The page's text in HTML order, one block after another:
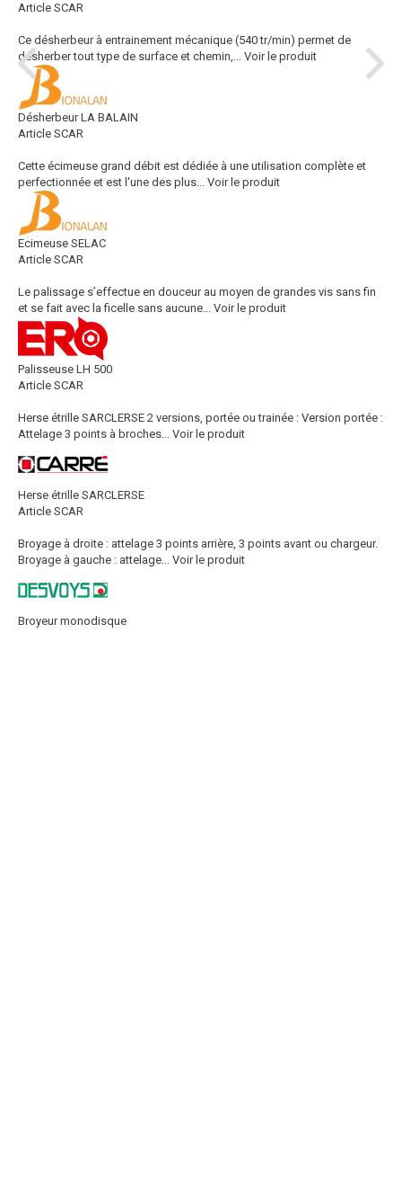
Article SCAR
Ce désherbeur à entrainement mécanique (540 tr/min) permet de
désherber tout type de surface et chemin,... Voir le produit
Désherbeur LA BALAIN
Article SCAR
Cette écimeuse grand débit est dédiée à une utilisation complète et
perfectionnée et est l'une des plus... Voir le produit
Ecimeuse SELAC
Article SCAR
Le palissage s’effectue en douceur au moyen de grandes vis sans fin
et se fait avec la ficelle sans aucune... Voir le produit
Palisseuse LH 500
Article SCAR
Herse étrille SARCLERSE 2 versions, portée ou trainée : Version portée :
Attelage 3 points à broches... Voir le produit
Herse étrille SARCLERSE
Article SCAR
Broyage à droite : attelage 3 points arrière, 3 points avant ou chargeur.
Broyage à gauche : attelage... Voir le produit
Broyeur monodisque